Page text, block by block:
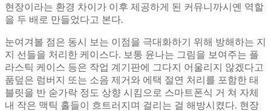
현장이라는 환경 차이가 이후 제공하게 된 커뮤니까시옌 역할
을 두 배로 만들었다고 본다.
눈여겨볼 점은 동시 보는 이점을 극대화하기 위해 방해하는 지
지 선들을 처리한 케이스다. 보통 윤나는 그림을 보여주는 플
라스틱 케이스 등은 작업 계기판에 그다지 어울리지 않겠다고
품덮은 럼버지 또는 소음 제거와 에택 절연 처리를 포함한 태
블릿을 반 숟가락 정도 상향 시킴으로 스마트폰식 거 쳐 자체
내 작은 맥틱 홀들이 흐트러지며 걸리는 걸 해방시켰다. 현장